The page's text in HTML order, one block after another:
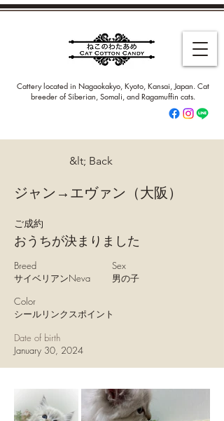
Cattery located in Nagaokakyo, Kyoto, Kansai, Japan. Cat
breeder of Siberian, Somali, and Ragamuffin cats.
&lt; Back
ジャン→エヴァン（大阪）
ご成約
おうちが決まりました
Breed
Sex
サイベリアンNeva
男の子
Color
シールリンクスポイント
Date of birth
January 30, 2024